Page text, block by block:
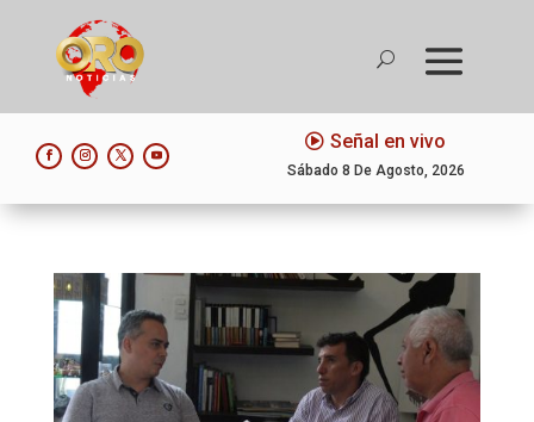
Señal en vivo
Sábado 8 De Agosto, 2026